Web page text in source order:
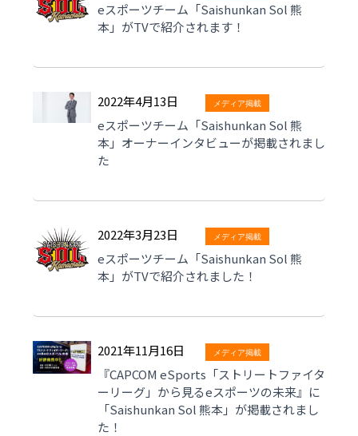
eスポーツチーム「Saishunkan Sol 熊
本」がTVで紹介されます！
2022年4月13日 メディア掲載
eスポーツチーム「Saishunkan Sol 熊
本」オーナーインタビューが掲載されまし
た
2022年3月23日 メディア掲載
eスポーツチーム「Saishunkan Sol 熊
本」がTVで紹介されました！
2021年11月16日 メディア掲載
『CAPCOM eSports「ストリートファイタ
ーリーグ」から見るeスポーツの未来』に
「Saishunkan Sol 熊本」が掲載されまし
た！